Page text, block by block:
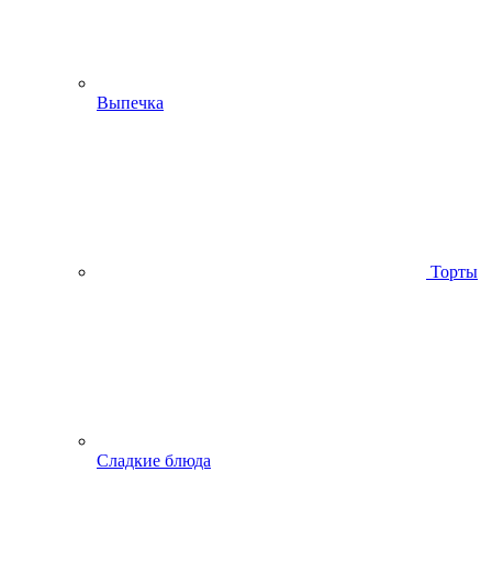
Выпечка
Торты
Сладкие блюда